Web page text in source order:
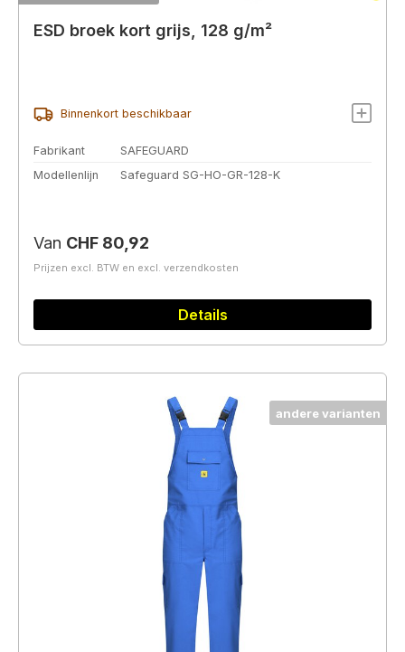
ESD broek kort grijs, 128 g/m²
Binnenkort beschikbaar
Fabrikant
SAFEGUARD
Modellenlijn
Safeguard SG-HO-GR-128-K
Normale prijs:
Van CHF 80,92
Prijzen excl. BTW en excl. verzendkosten
Details
andere varianten